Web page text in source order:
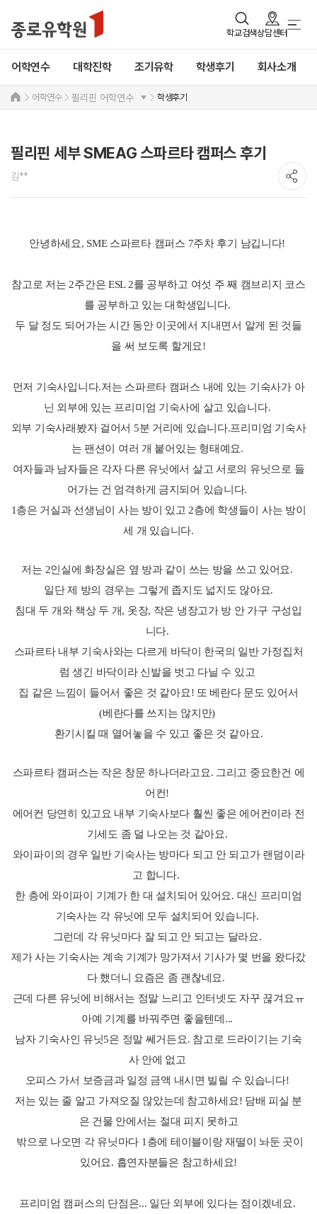
학교검색상담센터
어학연수 대학진학 조기유학 학생후기 회사소개
어학연수 필리핀 어학연수 학생후기
필리핀 세부 SMEAG 스파르타 캠퍼스 후기
김**
안녕하세요, SME 스파르타 캠퍼스 7주차 후기 남깁니다!
참고로 저는 2주간은 ESL 2를 공부하고 여섯 주 째 캠브리지 코스
를 공부하고 있는 대학생입니다.
두 달 정도 되어가는 시간 동안 이곳에서 지내면서 알게 된 것들
을 써 보도록 할게요!
먼저 기숙사입니다.저는 스파르타 캠퍼스 내에 있는 기숙사가 아
닌 외부에 있는 프리미엄 기숙사에 살고 있습니다.
외부 기숙사래봤자 걸어서 5분 거리에 있습니다.프리미엄 기숙사
는 팬션이 여러 개 붙어있는 형태예요.
여자들과 남자들은 각자 다른 유닛에서 살고 서로의 유닛으로 들
어가는 건 엄격하게 금지되어 있습니다.
1층은 거실과 선생님이 사는 방이 있고 2층에 학생들이 사는 방이
세 개 있습니다.
저는 2인실에 화장실은 옆 방과 같이 쓰는 방을 쓰고 있어요.
일단 제 방의 경우는 그렇게 좁지도 넓지도 않아요.
침대 두 개와 책상 두 개, 옷장, 작은 냉장고가 방 안 가구 구성입
니다.
스파르타 내부 기숙사와는 다르게 바닥이 한국의 일반 가정집처
럼 생긴 바닥이라 신발을 벗고 다닐 수 있고
집 같은 느낌이 들어서 좋은 것 같아요! 또 베란다 문도 있어서
(베란다를 쓰지는 않지만)
환기시킬 때 열어놓을 수 있고 좋은 것 같아요.
스파르타 캠퍼스는 작은 창문 하나더라고요. 그리고 중요한건 에
어컨!
에어컨 당연히 있고요 내부 기숙사보다 훨씬 좋은 에어컨이라 전
기세도 좀 덜 나오는 것 같아요.
와이파이의 경우 일반 기숙사는 방마다 되고 안 되고가 랜덤이라
고 합니다.
한 층에 와이파이 기계가 한 대 설치되어 있어요. 대신 프리미엄
기숙사는 각 유닛에 모두 설치되어 있습니다.
그런데 각 유닛마다 잘 되고 안 되고는 달라요.
제가 사는 기숙사는 계속 기계가 망가져서 기사가 몇 번을 왔다갔
다 했더니
요즘은 좀 괜찮네요.
근데 다른 유닛에 비해서는 정말 느리고 인터넷도 자꾸 끊겨요ㅠ
아예 기계를 바꿔주면 좋을텐데...
남자 기숙사인 유닛5은 정말 쎄거든요. 참고로 드라이기는 기숙
사 안에 없고
오피스 가서 보증금과 일정 금액 내시면 빌릴 수 있습니다!
저는 있는 줄 알고 가져오질 않았는데 참고하세요! 담배 피실 분
은 건물 안에서는 절대 피지 못하고
밖으로 나오면 각 유닛마다 1층에 테이블이랑 재떨이 놔둔 곳이
있어요. 흡연자분들은 참고하세요!
프리미엄 캠퍼스의 단점은... 일단 외부에 있다는 점이겠네요.